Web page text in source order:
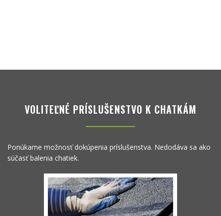
VOLITEĽNÉ PRÍSLUŠENSTVO K CHATKÁM
Ponúkame možnosť dokúpenia príslušenstva. Nedodáva sa ako
súčasť balenia chatiek.